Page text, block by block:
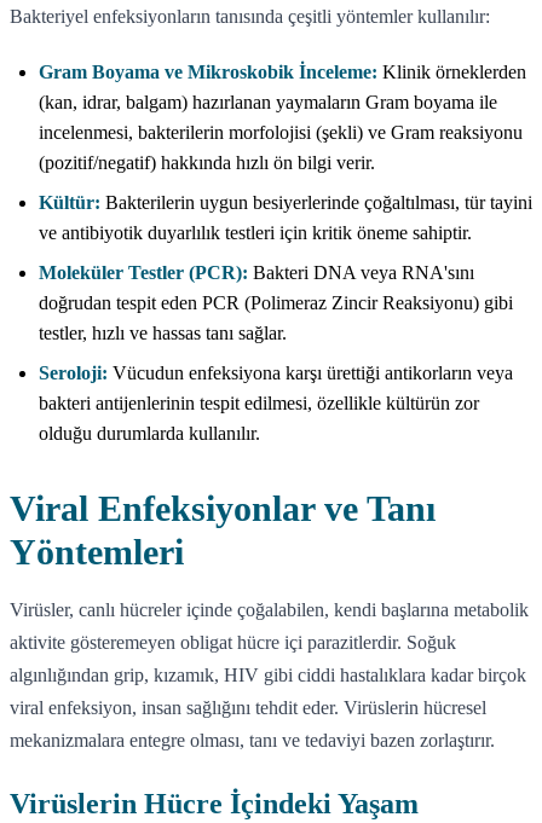
Bakteriyel enfeksiyonların tanısında çeşitli yöntemler kullanılır:
Gram Boyama ve Mikroskobik İnceleme: Klinik örneklerden
(kan, idrar, balgam) hazırlanan yaymaların Gram boyama ile
incelenmesi, bakterilerin morfolojisi (şekli) ve Gram reaksiyonu
(pozitif/negatif) hakkında hızlı ön bilgi verir.
Kültür: Bakterilerin uygun besiyerlerinde çoğaltılması, tür tayini
ve antibiyotik duyarlılık testleri için kritik öneme sahiptir.
Moleküler Testler (PCR): Bakteri DNA veya RNA'sını
doğrudan tespit eden PCR (Polimeraz Zincir Reaksiyonu) gibi
testler, hızlı ve hassas tanı sağlar.
Seroloji: Vücudun enfeksiyona karşı ürettiği antikorların veya
bakteri antijenlerinin tespit edilmesi, özellikle kültürün zor
olduğu durumlarda kullanılır.
Viral Enfeksiyonlar ve Tanı
Yöntemleri
Virüsler, canlı hücreler içinde çoğalabilen, kendi başlarına metabolik
aktivite gösteremeyen obligat hücre içi parazitlerdir. Soğuk
algınlığından grip, kızamık, HIV gibi ciddi hastalıklara kadar birçok
viral enfeksiyon, insan sağlığını tehdit eder. Virüslerin hücresel
mekanizmalara entegre olması, tanı ve tedaviyi bazen zorlaştırır.
Virüslerin Hücre İçindeki Yaşam